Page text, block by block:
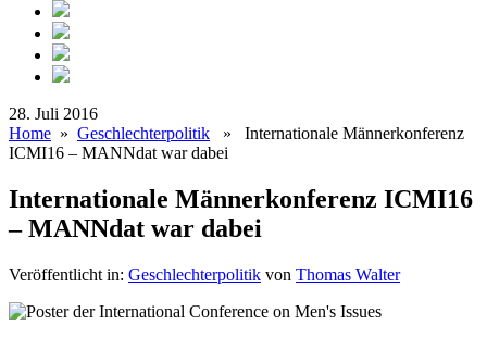
28. Juli 2016
Home » Geschlechterpolitik » Internationale Männerkonferenz
ICMI16 – MANNdat war dabei
Internationale Männerkonferenz ICMI16
– MANNdat war dabei
Veröffentlicht in: Geschlechterpolitik von Thomas Walter